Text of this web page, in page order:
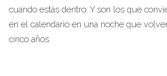
cuando estás dentro. Y son los que
en el calendario en una noche que
cinco años.